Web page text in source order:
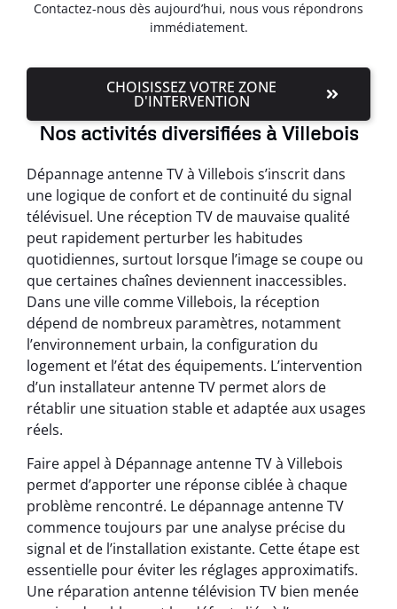
Contactez-nous dès aujourd’hui, nous vous répondrons
immédiatement.
CHOISISSEZ VOTRE ZONE
D'INTERVENTION
Nos activités diversifiées à Villebois
Dépannage antenne TV à Villebois s’inscrit dans
une logique de confort et de continuité du signal
télévisuel. Une réception TV de mauvaise qualité
peut rapidement perturber les habitudes
quotidiennes, surtout lorsque l’image se coupe ou
que certaines chaînes deviennent inaccessibles.
Dans une ville comme Villebois, la réception
dépend de nombreux paramètres, notamment
l’environnement urbain, la configuration du
logement et l’état des équipements. L’intervention
d’un installateur antenne TV permet alors de
rétablir une situation stable et adaptée aux usages
réels.
Faire appel à Dépannage antenne TV à Villebois
permet d’apporter une réponse ciblée à chaque
problème rencontré. Le dépannage antenne TV
commence toujours par une analyse précise du
signal et de l’installation existante. Cette étape est
essentielle pour éviter les réglages approximatifs.
Une réparation antenne télévision TV bien menée